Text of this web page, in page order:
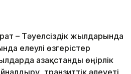
– Тәуелсіздік жылдарында
елеулі өзгерістер
Қазақстанды өңірлік
транзиттік әлеуеті